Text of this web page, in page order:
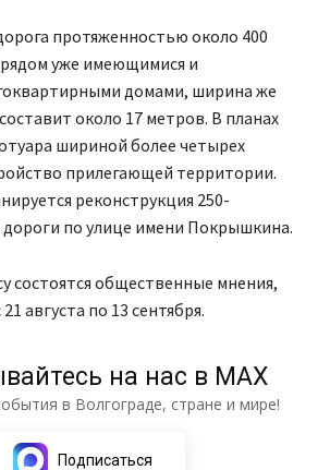
протяженностью около 400
уже имеющимися и
домами, ширина же
около 17 метров. В планах
шириной более четырех
прилегающей территории.
реконструкция 250-
дороги по улице имени Покрышкина.
состоятся общественные мнения,
августа по 13 сентября.
на нас в МАХ
в Волгограде, стране и мире!
Подписаться